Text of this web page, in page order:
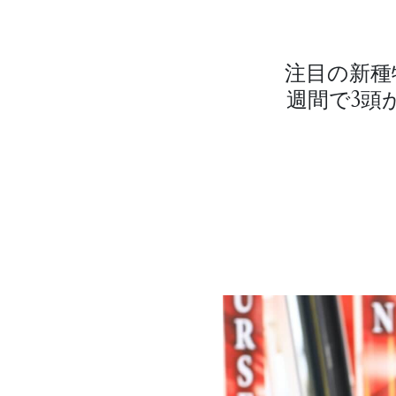
注目の新
週間で3頭